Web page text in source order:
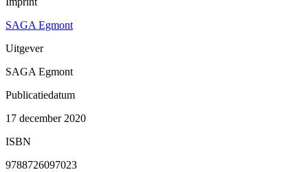
SAGA Egmont
Uitgever
SAGA Egmont
Publicatiedatum
17 december 2020
ISBN
9788726097023